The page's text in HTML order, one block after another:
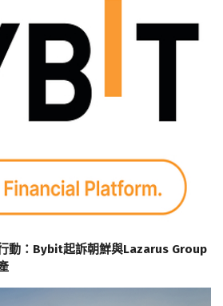
動：Bybit起訴朝鮮與Lazarus Group